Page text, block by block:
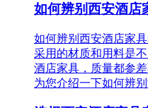
如何辨别西安酒店
如何辨别西安酒店家
采用的材质和用料是
酒店家具，质量都参
为您介绍一下如何辨